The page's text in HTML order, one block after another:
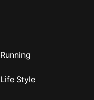
Running
Life Style